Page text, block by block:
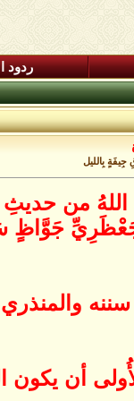
ردود
بِالليل
من حديثِ
جَوَّاظٍ
سننه
أن